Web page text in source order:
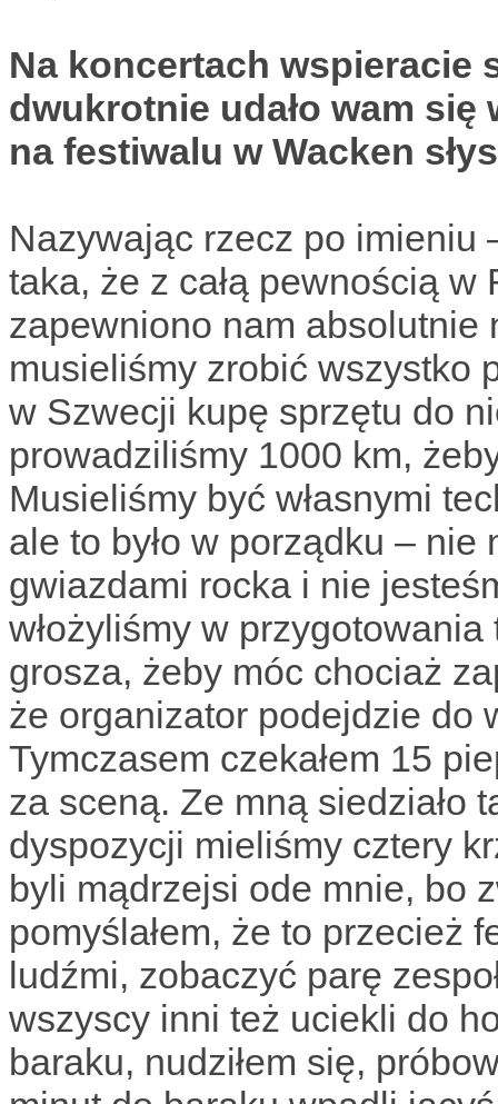
Na koncertach wspieracie
dwukrotnie udało wam
na festiwalu w Wacken
Nazywając rzecz po imieniu
taka, że z całą pewnością
zapewniono nam absolutnie
musieliśmy zrobić wszystko
w Szwecji kupę sprzętu do
prowadziliśmy 1000 km,
Musieliśmy być własnymi
ale to było w porządku –
gwiazdami rocka i nie
włożyliśmy w
grosza, żeby móc chociaż
że organizator podejdzie do
Tymczasem czekałem 15
za sceną. Ze mną siedziało
dyspozycji mieliśmy cztery
byli mądrzejsi ode mnie, bo
pomyślałem, że to przecież
ludźmi, zobaczyć parę
wszyscy inni też uciekli do
baraku, nudziłem się,